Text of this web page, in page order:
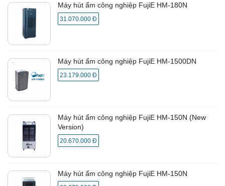
Máy hút ẩm công nghiệp FujiE HM-180N
31.070.000 Đ
Máy hút ẩm công nghiệp FujiE HM-1500DN
23.179.000 Đ
Máy hút ẩm công nghiệp FujiE HM-150N (New
Version)
20.670.000 Đ
Máy hút ẩm công nghiệp FujiE HM-150N